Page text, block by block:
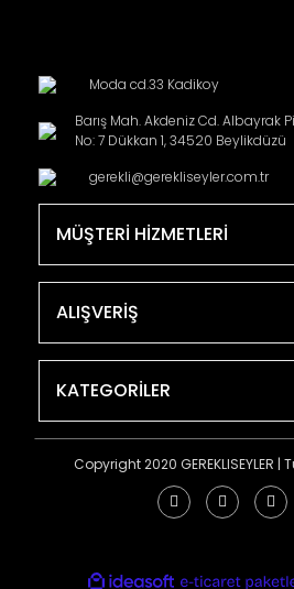
Moda cd.33 Kadikoy
Barış Mah. Akdeniz Cd. Albayrak
No: 7 Dükkan 1, 34520 Beylikdüzü
gerekli@gerekliseyler.com.tr
MÜŞTERİ HİZMETLERİ
ALIŞVERİŞ
KATEGORİLER
Copyright 2020 GEREKLISEYLER |
ideasoft